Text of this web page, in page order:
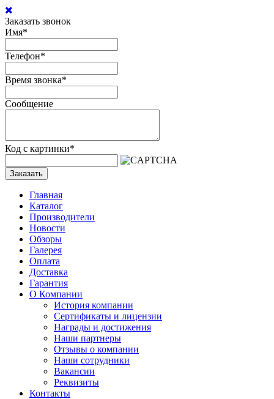
Заказать звонок
Имя*
Телефон*
Время звонка*
Сообщение
Код с картинки*
Заказать
Главная
Каталог
Производители
Новости
Обзоры
Галерея
Оплата
Доставка
Гарантия
О Компании
История компании
Сертификаты и лицензии
Награды и достижения
Наши партнеры
Отзывы о компании
Наши сотрудники
Вакансии
Реквизиты
Контакты